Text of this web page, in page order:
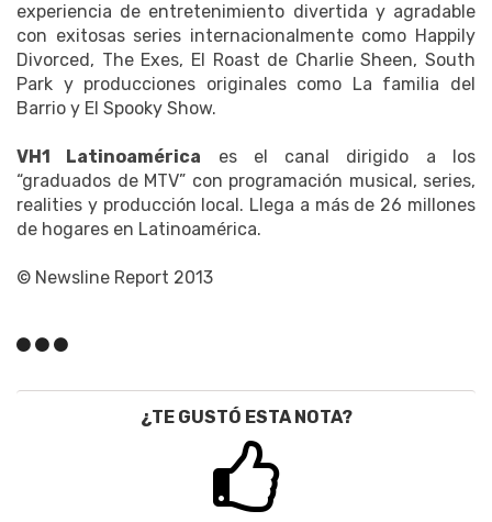
experiencia de entretenimiento divertida y agradable
con exitosas series internacionalmente como Happily
Divorced, The Exes, El Roast de Charlie Sheen, South
Park y producciones originales como La familia del
Barrio y El Spooky Show.
VH1 Latinoamérica es el canal dirigido a los
“graduados de MTV” con programación musical, series,
realities y producción local. Llega a más de 26 millones
de hogares en Latinoamérica.
© Newsline Report 2013
¿TE GUSTÓ ESTA NOTA?